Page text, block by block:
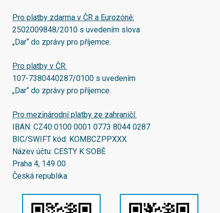
Pro platby zdarma v ČR a Eurozóně:
2502009848/2010 s uvedením slova
„Dar“ do zprávy pro příjemce.
Pro platby v ČR:
107-7380440287/0100 s uvedením
„Dar“ do zprávy pro příjemce.
Pro mezinárodní platby ze zahraničí:
IBAN: CZ40 0100 0001 0773 8044 0287
BIC/SWIFT kód: KOMBCZPPXXX
Název účtu: CESTY K SOBĚ
Praha 4, 149 00
Česká republika